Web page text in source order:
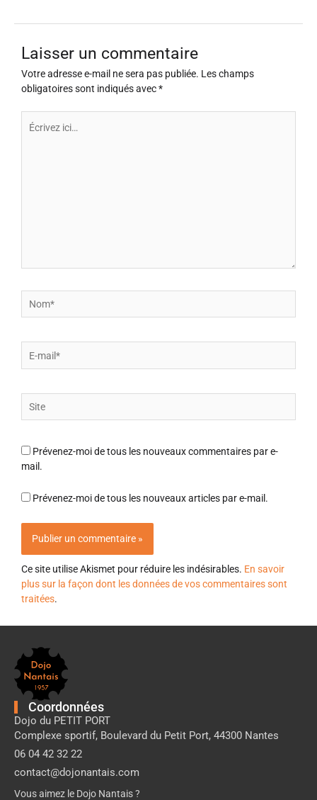
Laisser un commentaire
Votre adresse e-mail ne sera pas publiée. Les champs
obligatoires sont indiqués avec*
ici…
mail*
Prévenez-moi de tous les nouveaux commentaires par e-
mail.
Prévenez-moi de tous les nouveaux articles par e-mail.
Ce site utilise Akismet pour réduire les indésirables. En savoir
plus sur la façon dont les données de vos commentaires sont
traitées.
Pied
de
page
Dojo
Nantais
Coordonnées
Dojo du PETIT PORT
Complexe sportif, Boulevard du Petit Port, 44300 Nantes
06 04 42 32 22
contact@dojonantais.com
Vous aimez le Dojo Nantais ?